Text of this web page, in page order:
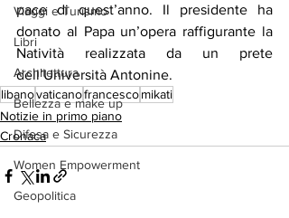
Viaggi e Turismo
Libri
Architettura
Bellezza e make up
Difesa e Sicurezza
Women Empowerment
Geopolitica
pace di quest’anno. Il presidente ha
donato al Papa un’opera raffigurante la
Natività realizzata da un prete
dell’Università Antonine.
libanovaticanofrancescomikati
Notizie in primo piano
Cronaca